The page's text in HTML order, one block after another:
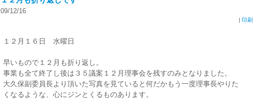
09/12/16
| 印刷
１２月１６日 水曜日
早いもので１２月も折り返し。
事業も全て終了し後は３５議案１２月理事会を残すのみとなりました。
大久保副委員長より頂いた写真を見ていると何だかもう一度理事長やりた
くなるような、心にジンとくるものあります。